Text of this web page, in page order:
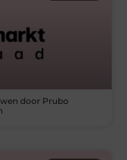
door Prubo